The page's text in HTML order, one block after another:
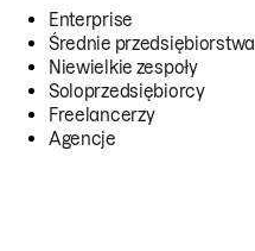
Enterprise
Średnie przedsiębiorstwa
Niewielkie zespoły
Soloprzedsiębiorcy
Freelancerzy
Agencje